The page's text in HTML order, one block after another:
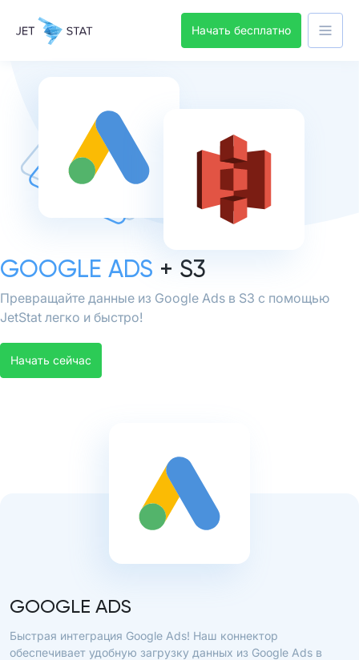
Начать бесплатно
GOOGLE ADS + S3
Превращайте данные из Google Ads в S3 с помощью
JetStat легко и быстро!
Начать сейчас
GOOGLE ADS
Быстрая интеграция Google Ads! Наш коннектор
обеспечивает удобную загрузку данных из Google Ads в